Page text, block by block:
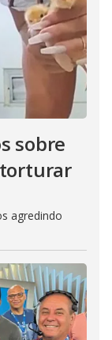
sobre
agredindo